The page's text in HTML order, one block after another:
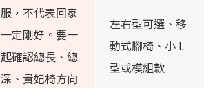
服，不代表回家
一定剛好。要一
起確認總長、總
深、貴妃椅方向
左右型可選、移
動式腳椅、小 L
型或模組款